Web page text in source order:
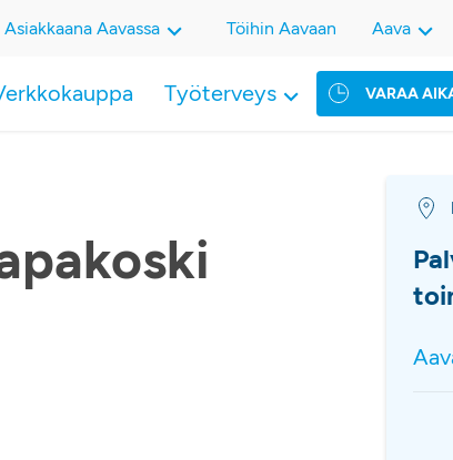
VARAA
Työterveys
Asiakkaana Aavassa Töihin Aavaan Aava